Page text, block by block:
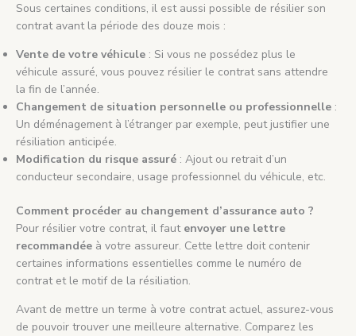
Sous certaines conditions, il est aussi possible de résilier son
contrat avant la période des douze mois :
Vente de votre véhicule : Si vous ne possédez plus le
véhicule assuré, vous pouvez résilier le contrat sans attendre
la fin de l’année.
Changement de situation personnelle ou professionnelle :
Un déménagement à l’étranger par exemple, peut justifier une
résiliation anticipée.
Modification du risque assuré : Ajout ou retrait d’un
conducteur secondaire, usage professionnel du véhicule, etc.
Comment procéder au changement d’assurance auto ?
Pour résilier votre contrat, il faut envoyer une lettre
recommandée à votre assureur. Cette lettre doit contenir
certaines informations essentielles comme le numéro de
contrat et le motif de la résiliation.
Avant de mettre un terme à votre contrat actuel, assurez-vous
de pouvoir trouver une meilleure alternative. Comparez les